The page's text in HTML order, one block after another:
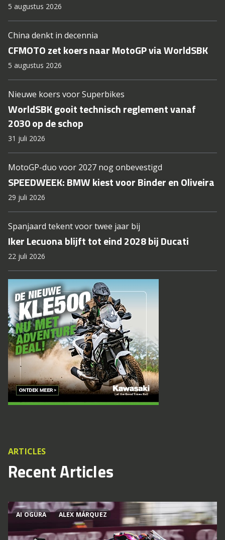
5 augustus 2026
China denkt in decennia
CFMOTO zet koers naar MotoGP via WorldSBK
5 augustus 2026
Nieuwe koers voor Superbikes
WorldSBK gooit technisch reglement vanaf
2030 op de schop
31 juli 2026
MotoGP-duo voor 2027 nog onbevestigd
SPEEDWEEK: BMW kiest voor Binder en Oliveira
29 juli 2026
Spanjaard tekent voor twee jaar bij
Iker Lecuona blijft tot eind 2028 bij Ducati
22 juli 2026
ARTICLES
Recent Articles
AI OGURA ALEX MÁRQUEZ